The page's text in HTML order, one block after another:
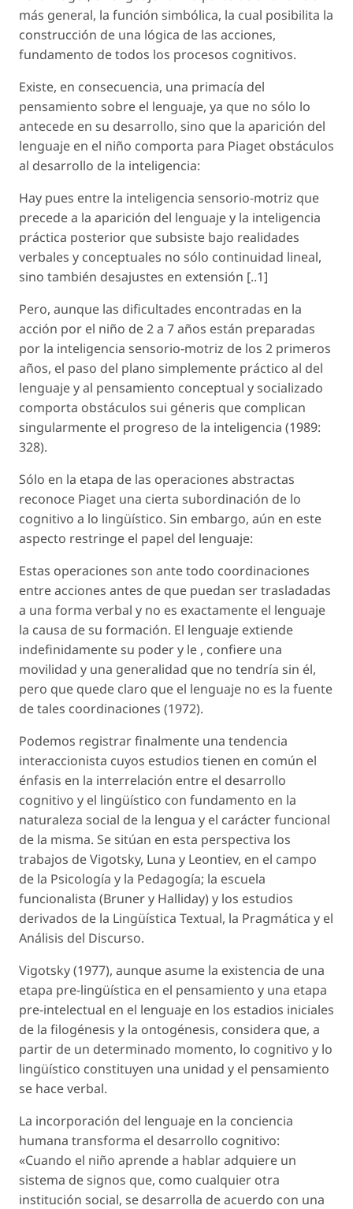
más general, la función simbólica, la cual posibilita la
construcción de una lógica de las acciones,
fundamento de todos los procesos cognitivos.
Existe, en consecuencia, una primacía del
pensamiento sobre el lenguaje, ya que no sólo lo
antecede en su desarrollo, sino que la aparición del
lenguaje en el niño comporta para Piaget obstáculos
al desarrollo de la inteligencia:
Hay pues entre la inteligencia sensorio-motriz que
precede a la aparición del lenguaje y la inteligencia
práctica posterior que subsiste bajo realidades
verbales y conceptuales no sólo continuidad lineal,
sino también desajustes en extensión [..1]
Pero, aunque las dificultades encontradas en la
acción por el niño de 2 a 7 años están preparadas
por la inteligencia sensorio-motriz de los 2 primeros
años, el paso del plano simplemente práctico al del
lenguaje y al pensamiento conceptual y socializado
comporta obstáculos sui géneris que complican
singularmente el progreso de la inteligencia (1989:
328).
Sólo en la etapa de las operaciones abstractas
reconoce Piaget una cierta subordinación de lo
cognitivo a lo lingüístico. Sin embargo, aún en este
aspecto restringe el papel del lenguaje:
Estas operaciones son ante todo coordinaciones
entre acciones antes de que puedan ser trasladadas
a una forma verbal y no es exactamente el lenguaje
la causa de su formación. El lenguaje extiende
indefinidamente su poder y le , confiere una
movilidad y una generalidad que no tendría sin él,
pero que quede claro que el lenguaje no es la fuente
de tales coordinaciones (1972).
Podemos registrar finalmente una tendencia
interaccionista cuyos estudios tienen en común el
énfasis en la interrelación entre el desarrollo
cognitivo y el lingüístico con fundamento en la
naturaleza social de la lengua y el carácter funcional
de la misma. Se sitúan en esta perspectiva los
trabajos de Vigotsky, Luna y Leontiev, en el campo
de la Psicología y la Pedagogía; la escuela
funcionalista (Bruner y Halliday) y los estudios
derivados de la Lingüística Textual, la Pragmática y el
Análisis del Discurso.
Vigotsky (1977), aunque asume la existencia de una
etapa pre-lingüística en el pensamiento y una etapa
pre-intelectual en el lenguaje en los estadios iniciales
de la filogénesis y la ontogénesis, considera que, a
partir de un determinado momento, lo cognitivo y lo
lingüístico constituyen una unidad y el pensamiento
se hace verbal.
La incorporación del lenguaje en la conciencia
humana transforma el desarrollo cognitivo:
«Cuando el niño aprende a hablar adquiere un
sistema de signos que, como cualquier otra
institución social, se desarrolla de acuerdo con una